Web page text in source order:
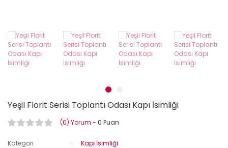
Yeşil Florit Serisi Toplantı Odası Kapı İsimliği
(0) Yorum - 0 Puan
Kategori
Kapı İsimliği